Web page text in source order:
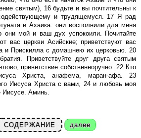
святым), 16 будьте и вы почтительны к
и трудящемуся. 17 Я рад
и Ахаика: они восполнили для меня
они мой и ваш дух успокоили. Почитайте
вас церкви Асийские; приветствуют вас
и Прискилла с домашнею их церковью. 20
Приветствуйте друг друга святым
приветствие собственноручно. 22 Кто
Христа, анафема, маран-афа. 23
Иисуса Христа с вами, 24 и любовь моя
Иисусе. Аминь.
СОДЕРЖАНИЕ далее